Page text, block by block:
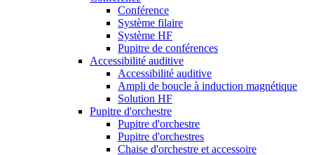
Conférence
Système filaire
Système HF
Pupitre de conférences
Accessibilité auditive
Accessibilité auditive
Ampli de boucle à induction magnétique
Solution HF
Pupitre d'orchestre
Pupitre d'orchestre
Pupitre d'orchestres
Chaise d'orchestre et accessoire